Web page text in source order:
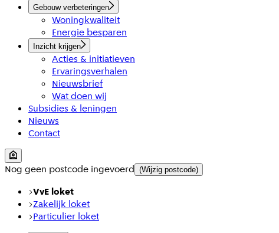
Gebouw verbeteringen
Woningkwaliteit
Energie besparen
Inzicht krijgen
Acties & initiatieven
Ervaringsverhalen
Nieuwsbrief
Wat doen wij
Subsidies & leningen
Nieuws
Contact
Nog geen postcode ingevoerd (Wijzig postcode)
VvE loket
Zakelijk loket
Particulier loket